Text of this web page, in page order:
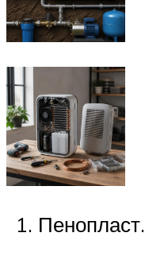
Пенопласт.